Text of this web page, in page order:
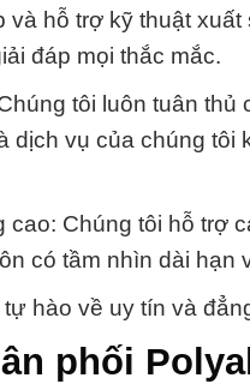
hỗ trợ kỹ thuật
đáp mọi thắc mắc.
tôi luôn tuân thủ
vụ của chúng tôi
Chúng tôi hỗ trợ
có tầm nhìn dài hạn
hào về uy tín và
phối